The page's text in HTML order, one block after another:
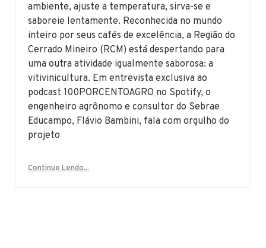
ambiente, ajuste a temperatura, sirva-se e
saboreie lentamente. Reconhecida no mundo
inteiro por seus cafés de excelência, a Região do
Cerrado Mineiro (RCM) está despertando para
uma outra atividade igualmente saborosa: a
vitivinicultura. Em entrevista exclusiva ao
podcast 100PORCENTOAGRO no Spotify, o
engenheiro agrônomo e consultor do Sebrae
Educampo, Flávio Bambini, fala com orgulho do
projeto
Continue Lendo...